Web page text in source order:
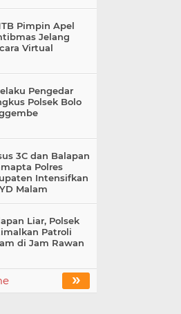
Pimpin Apel
Jelang
Virtual
Pengedar
Polsek Bolo
3C dan Balapan
Polres
Intensifkan
Malam
Liar, Polsek
Patroli
di Jam Rawan
»